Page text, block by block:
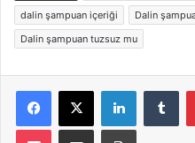
dalin şampuan içeriği
Dalin
Dalin şampuan tuzsuz mu
Facebook
X LinkedIn
Pocket E-Posta ile paylaş Yazdır